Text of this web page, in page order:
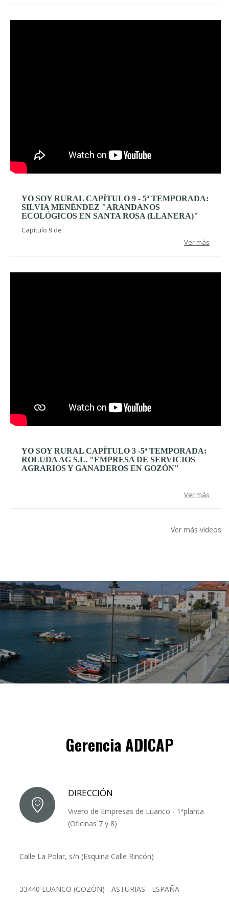
YO SOY RURAL CAPÍTULO 9 - 5ª TEMPORADA:
SILVIA MENÉNDEZ "ARANDANOS
ECOLÓGICOS EN SANTA ROSA (LLANERA)"
Capítulo 9 de
Ver más
YO SOY RURAL CAPÍTULO 3 -5ª TEMPORADA:
ROLUDA AG S.L. "EMPRESA DE SERVICIOS
AGRARIOS Y GANADEROS EN GOZÓN"
Ver más
Ver más vídeos
Gerencia ADICAP
DIRECCIÓN
Vivero de Empresas de Luanco - 1ªplanta
(Oficinas 7 y 8)
Calle La Polar, s/n (Esquina Calle Rincón)
33440 LUANCO (GOZÓN) - ASTURIAS - ESPAÑA